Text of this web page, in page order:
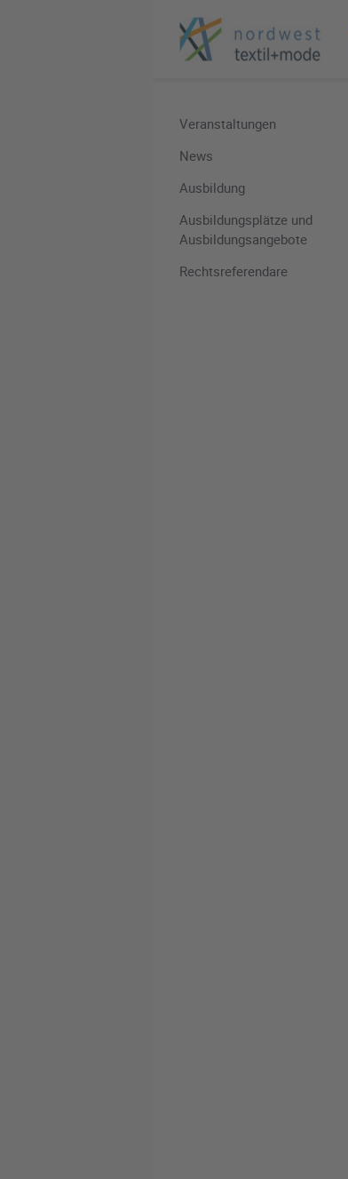
Veranstaltungen
News
Ausbildung
Ausbildungsplätze und
Ausbildungsangebote
Rechtsreferendare